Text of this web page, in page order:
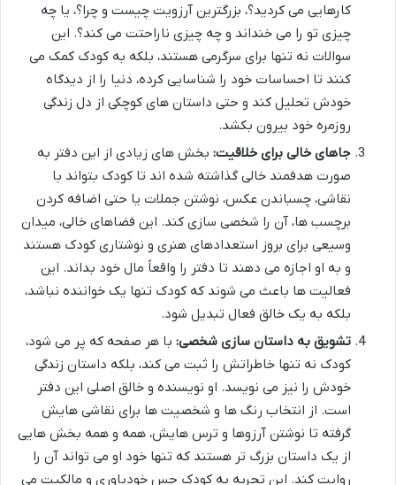
کارهایی می کردید؟، بزرگترین آرزویت چیست و چرا؟، یا چه
چیزی تو را می خنداند و چه چیزی ناراحتت می کند؟. این
سوالات نه تنها برای سرگرمی هستند، بلکه به کودک کمک می
کنند تا احساسات خود را شناسایی کرده، دنیا را از دیدگاه
خودش تحلیل کند و حتی داستان های کوچکی از دل زندگی
روزمره خود بیرون بکشد.
جاهای خالی برای خلاقیت: بخش های زیادی از این دفتر به
صورت هدفمند خالی گذاشته شده اند تا کودک بتواند با
نقاشی، چسباندن عکس، نوشتن جملات یا حتی اضافه کردن
برچسب ها، آن را شخصی سازی کند. این فضاهای خالی، میدان
وسیعی برای بروز استعدادهای هنری و نوشتاری کودک هستند
و به او اجازه می دهند تا دفتر را واقعاً مال خود بداند. این
فعالیت ها باعث می شوند که کودک تنها یک خواننده نباشد،
بلکه به یک خالق فعال تبدیل شود.
تشویق به داستان سازی شخصی: با هر صفحه که پر می شود،
کودک نه تنها خاطراتش را ثبت می کند، بلکه داستان زندگی
خودش را نیز می نویسد. او نویسنده و خالق اصلی این دفتر
است. از انتخاب رنگ ها و شخصیت ها برای نقاشی هایش
گرفته تا نوشتن آرزوها و ترس هایش، همه و همه بخش هایی
از یک داستان بزرگ تر هستند که تنها خود او می تواند آن را
روایت کند. این تجربه به کودک حس خودباوری و مالکیت می